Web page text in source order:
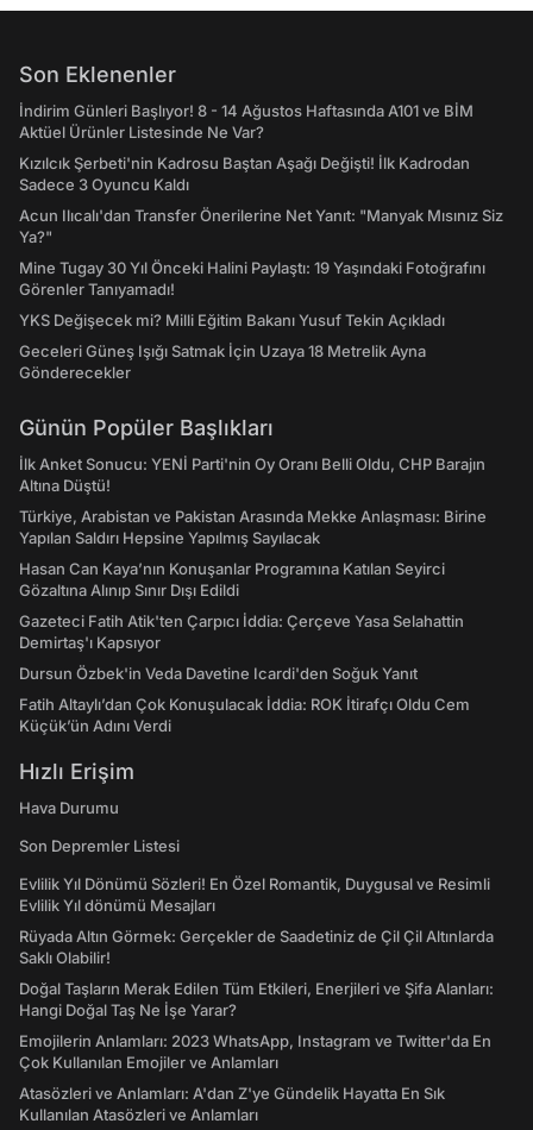
Son Eklenenler
İndirim Günleri Başlıyor! 8 - 14 Ağustos Haftasında A101 ve BİM
Aktüel Ürünler Listesinde Ne Var?
Kızılcık Şerbeti'nin Kadrosu Baştan Aşağı Değişti! İlk Kadrodan
Sadece 3 Oyuncu Kaldı
Acun Ilıcalı'dan Transfer Önerilerine Net Yanıt: "Manyak Mısınız Siz
Ya?"
Mine Tugay 30 Yıl Önceki Halini Paylaştı: 19 Yaşındaki Fotoğrafını
Görenler Tanıyamadı!
YKS Değişecek mi? Milli Eğitim Bakanı Yusuf Tekin Açıkladı
Geceleri Güneş Işığı Satmak İçin Uzaya 18 Metrelik Ayna
Gönderecekler
Günün Popüler Başlıkları
İlk Anket Sonucu: YENİ Parti'nin Oy Oranı Belli Oldu, CHP Barajın
Altına Düştü!
Türkiye, Arabistan ve Pakistan Arasında Mekke Anlaşması: Birine
Yapılan Saldırı Hepsine Yapılmış Sayılacak
Hasan Can Kaya’nın Konuşanlar Programına Katılan Seyirci
Gözaltına Alınıp Sınır Dışı Edildi
Gazeteci Fatih Atik'ten Çarpıcı İddia: Çerçeve Yasa Selahattin
Demirtaş'ı Kapsıyor
Dursun Özbek'in Veda Davetine Icardi'den Soğuk Yanıt
Fatih Altaylı’dan Çok Konuşulacak İddia: ROK İtirafçı Oldu Cem
Küçük’ün Adını Verdi
Hızlı Erişim
Hava Durumu
Son Depremler Listesi
Evlilik Yıl Dönümü Sözleri! En Özel Romantik, Duygusal ve Resimli
Evlilik Yıl dönümü Mesajları
Rüyada Altın Görmek: Gerçekler de Saadetiniz de Çil Çil Altınlarda
Saklı Olabilir!
Doğal Taşların Merak Edilen Tüm Etkileri, Enerjileri ve Şifa Alanları:
Hangi Doğal Taş Ne İşe Yarar?
Emojilerin Anlamları: 2023 WhatsApp, Instagram ve Twitter'da En
Çok Kullanılan Emojiler ve Anlamları
Atasözleri ve Anlamları: A'dan Z'ye Gündelik Hayatta En Sık
Kullanılan Atasözleri ve Anlamları